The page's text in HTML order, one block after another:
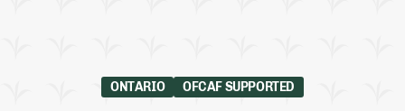
ONTARIO OFCAF SUPPORTED